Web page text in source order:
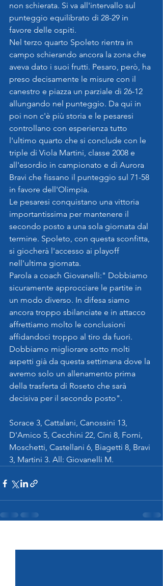
non schierata. Si va all'intervallo sul
punteggio equilibrato di 28-29 in
favore delle ospiti.
Nel terzo quarto Spoleto rientra in
campo schierando ancora la zona che
aveva dato i suoi frutti. Pesaro, però, ha
preso decisamente le misure con il
canestro e piazza un parziale di 26-12
allungando nel punteggio. Da qui in
poi non c'è più storia e le pesaresi
controllano con esperienza tutto
l'ultimo quarto che si conclude con le
triple di Viola Martini, classe 2008 e
all'esordio in campionato e di Aurora
Bravi che fissano il punteggio sul 71-58
in favore dell'Olimpia.
Le pesaresi conquistano una vittoria
importantissima per mantenere il
secondo posto a una sola giornata dal
termine. Spoleto, con questa sconfitta,
si giocherà l'accesso ai playoff
nell'ultima giornata.
Parola a coach Giovanelli:" Dobbiamo
sicuramente approcciare le partite in
un modo diverso. In difesa siamo
ancora troppo sbilanciate e in attacco
affrettiamo molto le conclusioni
affidandoci troppo al tiro da fuori.
Dobbiamo migliorare sotto molti
aspetti già da questa settimana dove la
avremo solo un allenamento prima
della trasferta di Roseto che sarà
decisiva per il secondo posto".
Sorace 3, Cattalani, Canossini 13,
D'Amico 5, Cecchini 22, Cini 8, Forni,
Moschetti, Castellani 6, Biagetti 8, Bravi
3, Martini 3. All: Giovanelli M.